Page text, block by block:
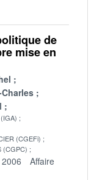
de
mise en
Charles
(CGEFi)
(CGPC)
Affaire